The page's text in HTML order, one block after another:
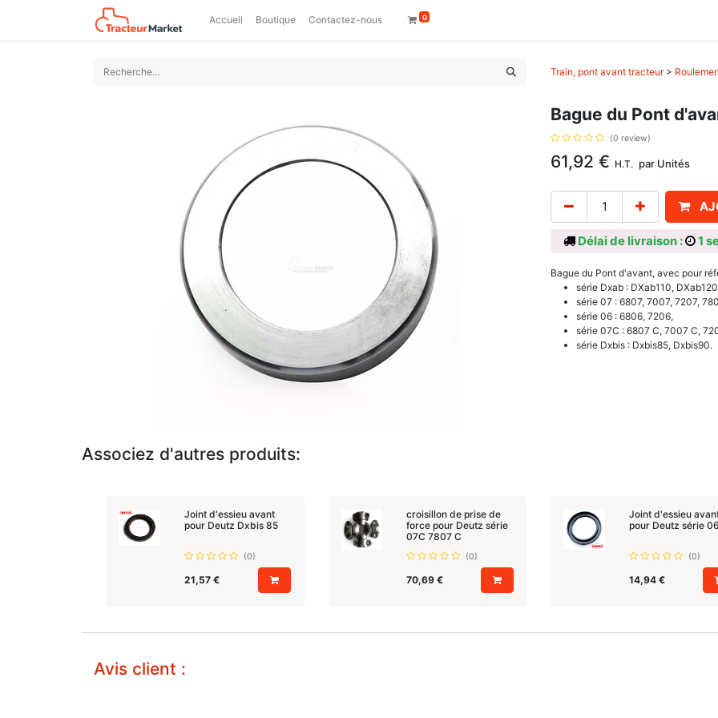
Accueil Boutique Contactez-nous 0
Train, pont avant tracteur>
Bague du Pont
(0 review)
61,92 € H.T. par Unités
Délai de livraison : 1
Bague du Pont d'avant, avec pour
série Dxab : DXab110,
série 07 : 6807, 7007, 7207,
série 06 : 6806, 7206,
série 07C : 6807 C, 7007 C,
série Dxbis : Dxbis85, Dxbis90.
Associez d'autres produits:
Joint d'essieu avant
pour Deutz Dxbis 85
(0)
21,57€
croisillon de prise de
force pour Deutz série
07C 7807 C
(0)
70,69 €
Joint d'essieu
pour Deutz série
(0)
14,94€
Avis client :